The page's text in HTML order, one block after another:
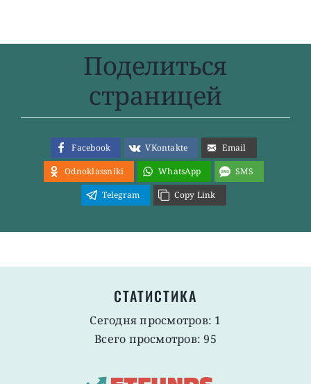
Поделиться
страницей
Facebook VKontakte
Email
Odnoklassniki
WhatsApp
SMS
Telegram
Copy Link
СТАТИСТИКА
Сегодня просмотров: 1
Всего просмотров: 95